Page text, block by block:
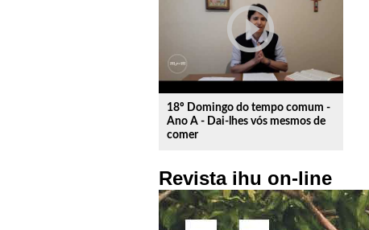
play_circle_outline
18º Domingo do tempo comum -
Ano A - Dai-lhes vós mesmos de
comer
Revista ihu on-line